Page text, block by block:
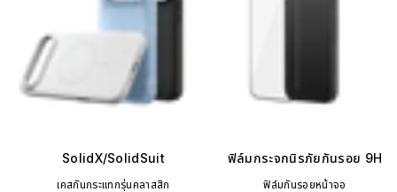
SolidX/SolidSuit
เคสกันกระแทกรุ่นคลาสสิก
ฟิล์มกระจกนิรภัยกันรอย 9H
ฟิล์มกันรอยหน้าจอ